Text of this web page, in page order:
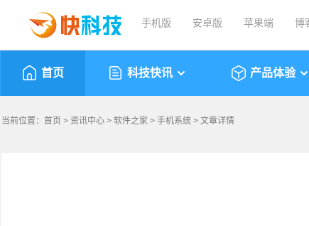
手机版 安卓版 苹果端 博
首页 科技快讯 产品体验
当前位置： 首页 > 资讯中心 > 软件之家 > 手机系统 > 文章详情